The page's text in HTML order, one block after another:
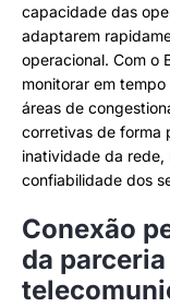
capacidade das
adaptarem
operacional. Com o
monitorar em
áreas de
corretivas de forma
inatividade da rede,
confiabilidade dos
Conexão
da